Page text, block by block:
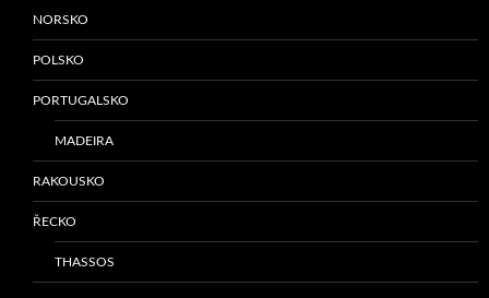
NORSKO
POLSKO
PORTUGALSKO
MADEIRA
RAKOUSKO
ŘECKO
THASSOS